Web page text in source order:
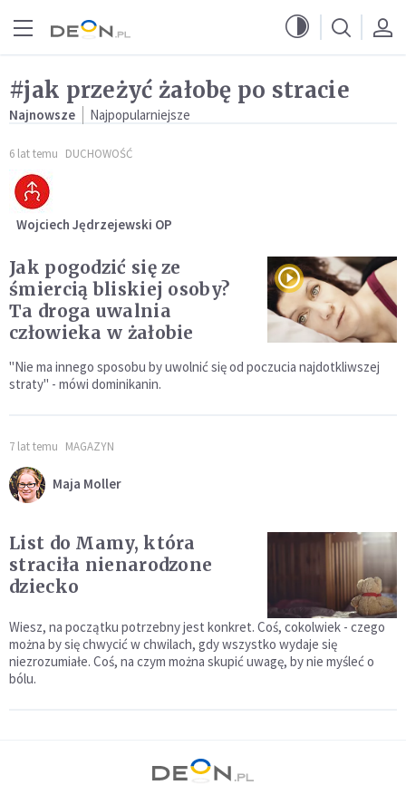
#jak przeżyć żałobę po stracie
Najnowsze Najpopularniejsze
6 lat temu DUCHOWOŚĆ
Wojciech Jędrzejewski OP
Jak pogodzić się ze
śmiercią bliskiej osoby?
Ta droga uwalnia
człowieka w żałobie
"Nie ma innego sposobu by uwolnić się od poczucia najdotkliwszej
straty" - mówi dominikanin.
7 lat temu MAGAZYN
Maja Moller
List do Mamy, która
straciła nienarodzone
dziecko
Wiesz, na początku potrzebny jest konkret. Coś, cokolwiek - czego
można by się chwycić w chwilach, gdy wszystko wydaje się
niezrozumiałe. Coś, na czym można skupić uwagę, by nie myśleć o
bólu.